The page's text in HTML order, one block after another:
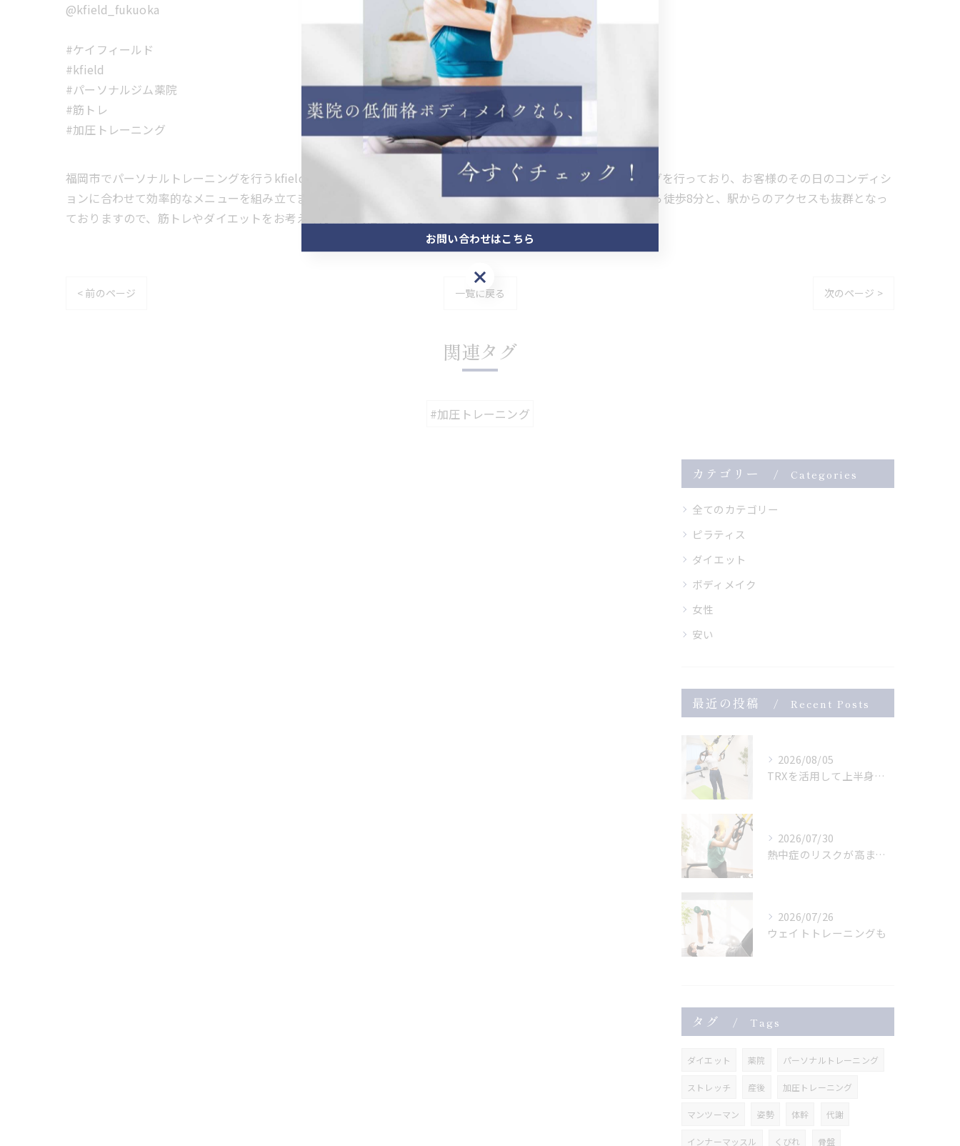
@kfield_fukuoka
#ケイフィールド
#kfield
#パーソナルジム薬院
#筋トレ
#加圧トレーニング
福岡市でパーソナルトレーニングを行うkfield studio 薬院 ボディメイクでは、パーソナルスタイルのトレーニングを行っており、お客様のその日のコンディシ
ョンに合わせて効率的なメニューを組み立てます。 当ジムは、薬院大通駅（動植物園口）から徒歩4分、薬院駅から徒歩8分と、駅からのアクセスも抜群となっ
ておりますので、筋トレやダイエットをお考えの方はお気軽にご利用ください。
< 前のページ 一覧に戻る 次のページ >
関連タグ
#加圧トレーニング
カテゴリー Categories
全てのカテゴリー
ピラティス
ダイエット
ボディメイク
女性
安い
最近の投稿 Recent Posts
2026/08/05
TRXを活用して上半身のトレーニング
2026/07/30
熱中症のリスクが高まっている危険な暑さ。
2026/07/26
ウェイトトレーニングも
タグ Tags
ダイエット 薬院 パーソナルトレーニング
ストレッチ 産後 加圧トレーニング
マンツーマン 姿勢 体幹 代謝
インナーマッスル くびれ 骨盤
お問い合わせはこちら
お問い合わせはこちら